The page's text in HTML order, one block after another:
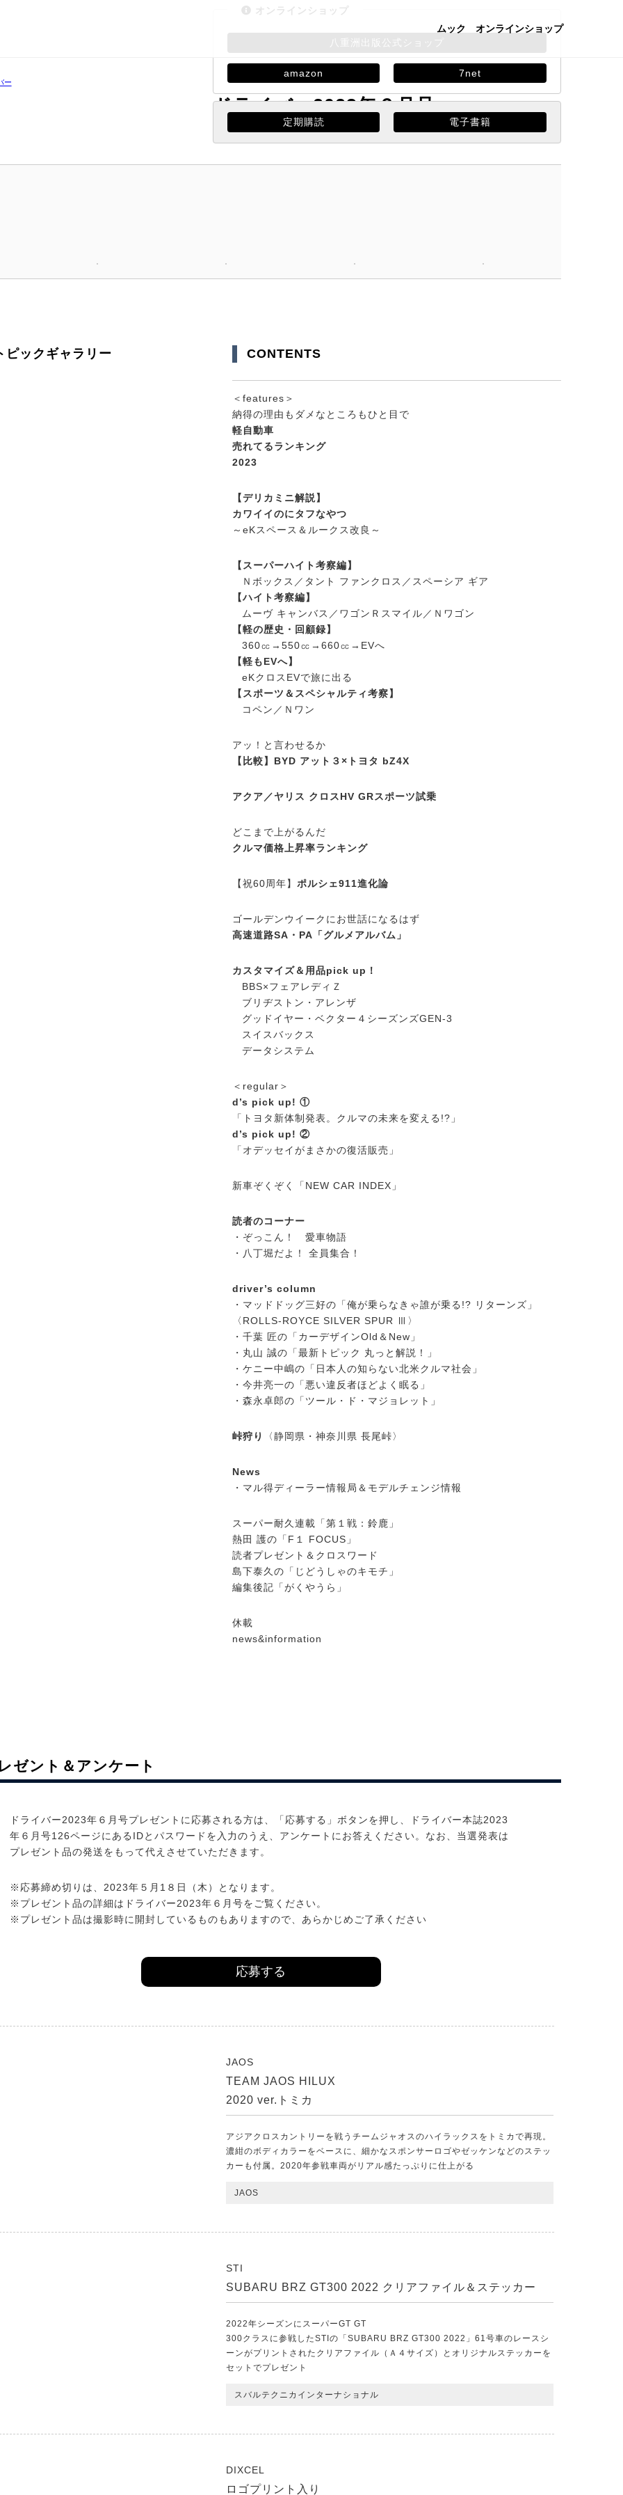
ムック オンラインショップ
ー
ドライバー2023年６月号
2023年4月20日（木）発売 税込 690円（本体 627円）
オンラインショップ
八重洲出版公式ショップ
amazon 7net
定期購読 電子書籍
ピックギャラリー CONTENTS
＜features＞
納得の理由もダメなところもひと目で
軽自動車
売れてるランキング
2023
【デリカミニ解説】
カワイイのにタフなやつ
～eKスペース＆ルークス改良～
【スーパーハイト考察編】
Ｎボックス／タント ファンクロス／スペーシア ギア
【ハイト考察編】
ムーヴ キャンバス／ワゴンＲスマイル／Ｎワゴン
【軽の歴史・回顧録】
360㏄→550㏄→660㏄→EVへ
【軽もEVへ】
eKクロスEVで旅に出る
【スポーツ＆スペシャルティ考察】
コペン／Ｎワン
アッ！と言わせるか
【比較】BYD アット３×トヨタ bZ4X
アクア／ヤリス クロスHV GRスポーツ試乗
どこまで上がるんだ
クルマ価格上昇率ランキング
【祝60周年】 ポルシェ911進化論
ゴールデンウイークにお世話になるはず
高速道路SA・PA「グルメアルバム」
カスタマイズ＆用品pick up！
BBS×フェアレディＺ
ブリヂストン・アレンザ
グッドイヤー・ベクター４シーズンズGEN-3
スイスバックス
データシステム
＜regular＞
d’s pick up! ①
「トヨタ新体制発表。クルマの未来を変える!?」
d’s pick up! ②
「オデッセイがまさかの復活販売」
新車ぞくぞく「NEW CAR INDEX」
読者のコーナー
・ぞっこん！ 愛車物語
・八丁堀だよ！ 全員集合！
driver’s column
・マッドドッグ三好の「俺が乗らなきゃ誰が乗る!? リターンズ」
〈ROLLS-ROYCE SILVER SPUR Ⅲ〉
・千葉 匠の「カーデザインOld＆New」
・丸山 誠の「最新トピック 丸っと解説！」
・ケニー中嶋の「日本人の知らない北米クルマ社会」
・今井亮一の「悪い違反者ほどよく眠る」
・森永卓郎の「ツール・ド・マジョレット」
峠狩り 〈静岡県・神奈川県 長尾峠〉
News
・マル得ディーラー情報局＆モデルチェンジ情報
スーパー耐久連載「第１戦：鈴鹿」
熱田 護の「F１ FOCUS」
読者プレゼント＆クロスワード
島下泰久の「じどうしゃのキモチ」
編集後記「がくやうら」
休載
news&information
ゼント＆アンケート
ドライバー2023年６月号プレゼントに応募される方は、「応募する」ボタンを押し、ドライバー本誌2023
年６月号126ページにあるIDとパスワードを入力のうえ、アンケートにお答えください。なお、当選発表は
プレゼント品の発送をもって代えさせていただきます。
※応募締め切りは、2023年５月1８日（木）となります。
※プレゼント品の詳細はドライバー2023年６月号をご覧ください。
※プレゼント品は撮影時に開封しているものもありますので、あらかじめご了承ください
応募する
JAOS
TEAM JAOS HILUX
2020 ver.トミカ
アジアクロスカントリーを戦うチームジャオスのハイラックスをトミカで再現。
濃紺のボディカラーをベースに、細かなスポンサーロゴやゼッケンなどのステッ
カーも付属。2020年参戦車両がリアル感たっぷりに仕上がる
JAOS
STI
SUBARU BRZ GT300 2022 クリアファイル＆ステッカー
2022年シーズンにスーパーGT GT
300クラスに参戦したSTIの「SUBARU BRZ GT300 2022」61号車のレースシ
ーンがプリントされたクリアファイル（Ａ４サイズ）とオリジナルステッカーを
セットでプレゼント
スバルテクニカインターナショナル
DIXCEL
ロゴプリント入り